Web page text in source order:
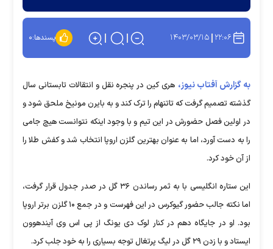
۲۲:۰۶ ۱۴۰۳/۰۳/۱۵ پسندها:۰
به گزارش آفتاب نیوز، هری کین در پنجره نقل و انتقالات تابستانی سال
گذشته تصمیم گرفت که تاتنهام را ترک کند و به بایرن مونیخ ملحق شود و
در اولین فصل حضورش در این تیم و با وجود اینکه نتوانست هیچ جامی
را به دست آورد، اما به عنوان بهترین گلزن اروپا انتخاب شد و کفش طلا را
از آن خود کرد.
این ستاره انگلیسی با به ثمر رساندن ۳۶ گل در صدر جدول قرار گرفت،
اما نکته جالب حضور گیوکرس در این فهرست و در جمع ۱۰ گلزن برتر اروپا
بود. او در جایگاه دهم در کنار لوک دی یونگ از پی اس وی آیندهوون
ایستاد و با زدن ۲۹ گل در لیگ پرتغال توجه بسیاری را به خود جلب کرد.